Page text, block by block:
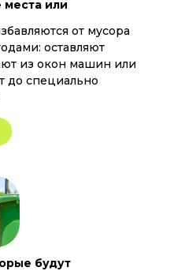
или
от мусора
оставляют
из окон машин или
до специально
будут